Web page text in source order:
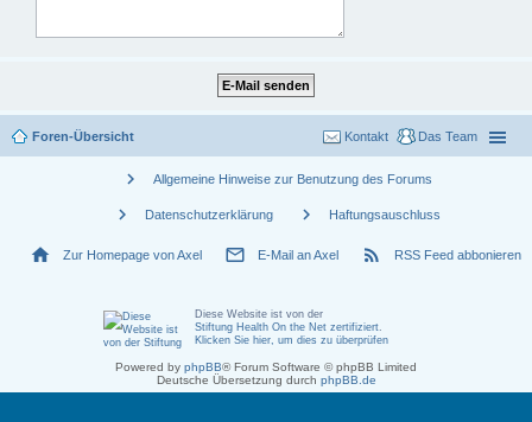
Foren-Übersicht Das Team
Kontakt
chevron_right Allgemeine Hinweise zur Benutzung des Forums
chevron_right Datenschutzerklärung chevron_right Haftungsauschluss
home Zur Homepage von Axel mail_outline E-Mail an Axel rss_feed RSS Feed abbonieren
Diese Website ist von der
Stiftung Health On the Net zertifiziert.
Klicken Sie hier, um dies zu überprüfen
Powered by phpBB® Forum Software © phpBB Limited
Deutsche Übersetzung durch phpBB.de